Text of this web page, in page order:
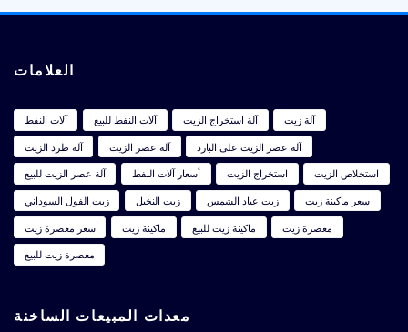
العلامات
آلات النفط آلات النفط للبيع آلة استخراج الزيت
آلة زيت
آلة طرد الزيت
آلة عصر الزيت
آلة عصر الزيت على البارد
آلة عصر الزيت للبيع
أسعار آلات النفط استخراج الزيت
استخلاص الزيت
زيت الفول السوداني
زيت النخيل زيت عباد الشمس
سعر ماكينة زيت
سعر معصرة زيت
ماكينة زيت ماكينة زيت للبيع
معصرة زيت
معصرة زيت للبيع
معدات المبيعات الساخنة